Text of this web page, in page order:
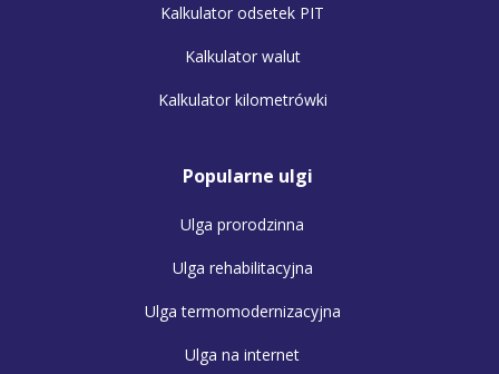
Kalkulator odsetek PIT
Kalkulator walut
Kalkulator kilometrówki
Popularne ulgi
Ulga prorodzinna
Ulga rehabilitacyjna
Ulga termomodernizacyjna
Ulga na internet